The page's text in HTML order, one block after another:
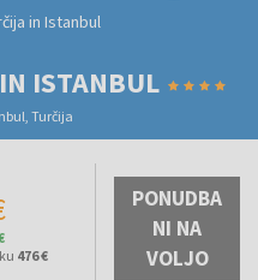
in Istanbul
ISTANBUL
Turčija
476 €
PONUDBA
NI NA
VOLJO